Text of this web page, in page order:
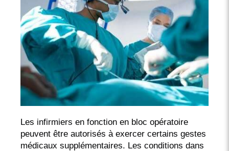
Les infirmiers en fonction en bloc opératoire
peuvent être autorisés à exercer certains gestes
médicaux supplémentaires. Les conditions dans